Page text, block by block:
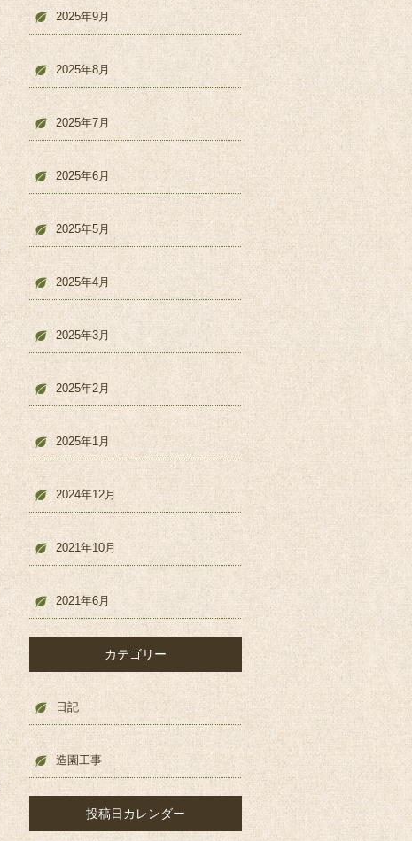
2025年9月
2025年8月
2025年7月
2025年6月
2025年5月
2025年4月
2025年3月
2025年2月
2025年1月
2024年12月
2021年10月
2021年6月
カテゴリー
日記
造園工事
投稿日カレンダー